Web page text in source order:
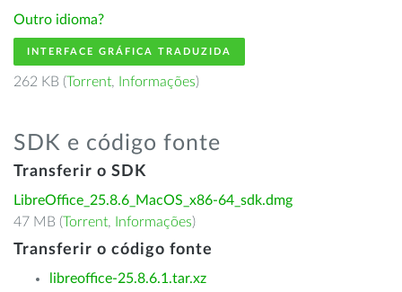
Outro idioma?
INTERFACE GRÁFICA TRADUZIDA
262 KB (Torrent, Informações)
SDK e código fonte
Transferir o SDK
LibreOffice_25.8.6_MacOS_x86-64_sdk.dmg
47 MB (Torrent, Informações)
Transferir o código fonte
libreoffice-25.8.6.1.tar.xz